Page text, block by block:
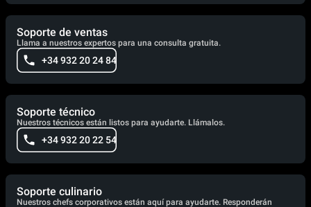
Soporte de ventas
Llama a nuestros expertos para una consulta gratuita.
+34 932 20 24 84
Soporte técnico
Nuestros técnicos están listos para ayudarte. Llámalos.
+34 932 20 22 54
Soporte culinario
Nuestros chefs corporativos están aquí para ayudarte. Responderán